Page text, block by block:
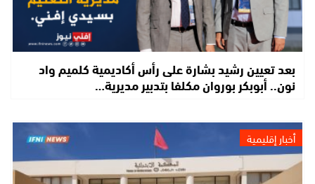
بعد تعيين رشيد بشارة على رأس أكاديمية كلميم واد
نون.. أبوبكر بوروان مكلفا بتدبير مديرية…
أخبار إقليمية